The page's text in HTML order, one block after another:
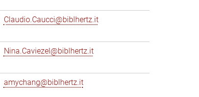
Claudio.Caucci@biblhertz.it
Nina.Caviezel@biblhertz.it
amychang@biblhertz.it